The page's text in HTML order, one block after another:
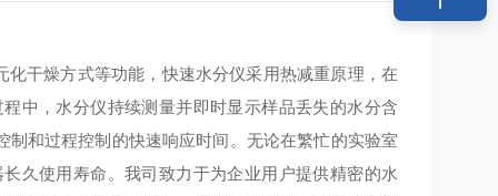
化干燥方式等功能，快速水分仪采用热减重原理，在
中，水分仪持续测量并即时显示样品丢失的水分含
和过程控制的快速响应时间。无论在繁忙的实验室
久使用寿命。我司致力于为企业用户提供精密的水